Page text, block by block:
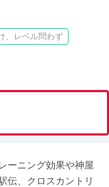
、レベル問わず
ーニング効果や神屋
伝、クロスカントリ